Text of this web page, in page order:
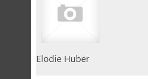
Elodie Huber